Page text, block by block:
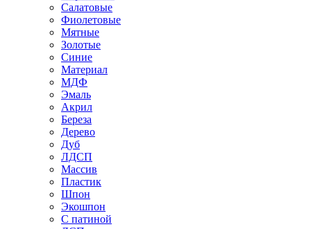
Салатовые
Фиолетовые
Мятные
Золотые
Синие
Материал
МДФ
Эмаль
Акрил
Береза
Дерево
Дуб
ЛДСП
Массив
Пластик
Шпон
Экошпон
С патиной